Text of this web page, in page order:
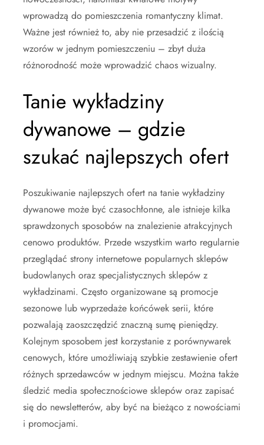
wprowadzą do pomieszczenia romantyczny klimat.
Ważne jest również to, aby nie przesadzić z ilością
wzorów w jednym pomieszczeniu – zbyt duża
różnorodność może wprowadzić chaos wizualny.
Tanie wykładziny
dywanowe – gdzie
szukać najlepszych ofert
Poszukiwanie najlepszych ofert na tanie wykładziny
dywanowe może być czasochłonne, ale istnieje kilka
sprawdzonych sposobów na znalezienie atrakcyjnych
cenowo produktów. Przede wszystkim warto regularnie
przeglądać strony internetowe popularnych sklepów
budowlanych oraz specjalistycznych sklepów z
wykładzinami. Często organizowane są promocje
sezonowe lub wyprzedaże końcówek serii, które
pozwalają zaoszczędzić znaczną sumę pieniędzy.
Kolejnym sposobem jest korzystanie z porównywarek
cenowych, które umożliwiają szybkie zestawienie ofert
różnych sprzedawców w jednym miejscu. Można także
śledzić media społecznościowe sklepów oraz zapisać
się do newsletterów, aby być na bieżąco z nowościami
i promocjami.